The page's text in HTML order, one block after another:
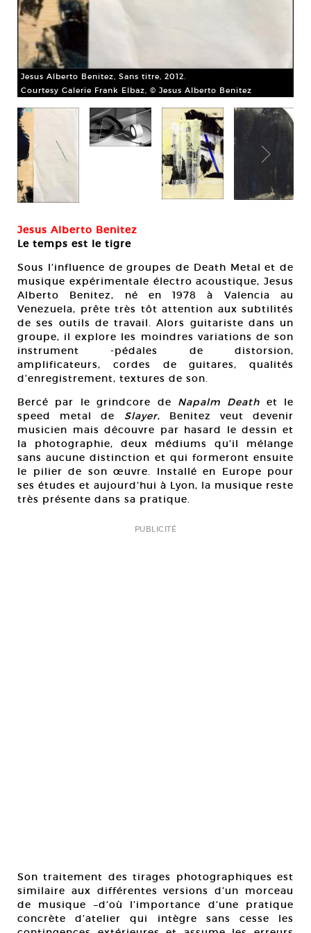
Jesus Alberto Benitez, Sans titre, 2012.
Courtesy Galerie Frank Elbaz, © Jesus Alberto Benitez
Jesus Alberto Benitez
Le temps est le tigre
Sous l’influence de groupes de Death Metal et de
musique expérimentale électro acoustique, Jesus
Alberto Benitez, né en 1978 à Valencia au
Venezuela, prête très tôt attention aux subtilités
de ses outils de travail. Alors guitariste dans un
groupe, il explore les moindres variations de son
instrument -pédales de distorsion,
amplificateurs, cordes de guitares, qualités
d’enregistrement, textures de son.
Bercé par le grindcore de Napalm Death et le
speed metal de Slayer, Benitez veut devenir
musicien mais découvre par hasard le dessin et
la photographie, deux médiums qu’il mélange
sans aucune distinction et qui formeront ensuite
le pilier de son œuvre. Installé en Europe pour
ses études et aujourd’hui à Lyon, la musique reste
très présente dans sa pratique.
PUBLICITÉ
Son traitement des tirages photographiques est
similaire aux différentes versions d’un morceau
de musique –d’où l’importance d’une pratique
concrète d’atelier qui intègre sans cesse les